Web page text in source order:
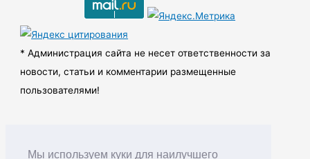
Мы используем куки для наилучшего
ы
* Администрация сайта не несет ответственности за
новости, статьи и комментарии размещенные
пользователями!